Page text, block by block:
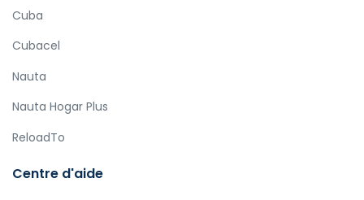
Cuba
Cubacel
Nauta
Nauta Hogar Plus
ReloadTo
Centre d'aide